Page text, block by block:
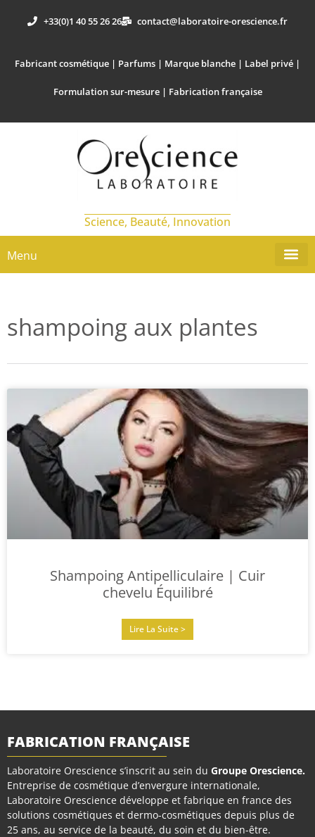
+33(0)1 40 55 26 26 contact@laboratoire-orescience.fr
Fabricant cosmétique | Parfums | Marque blanche | Label privé |
Formulation sur-mesure | Fabrication française
Science, Beauté, Innovation
Menu
shampoing aux plantes
Shampoing Antipelliculaire | Cuir
chevelu Équilibré
Lire La Suite >
FABRICATION FRANÇAISE
Laboratoire Orescience s’inscrit au sein du Groupe Orescience.
Entreprise de cosmétique d’envergure internationale,
Laboratoire Orescience développe et fabrique en france des
solutions cosmétiques et dermo-cosmétiques depuis plus de
25 ans, au service de la beauté, du soin et du bien-être.